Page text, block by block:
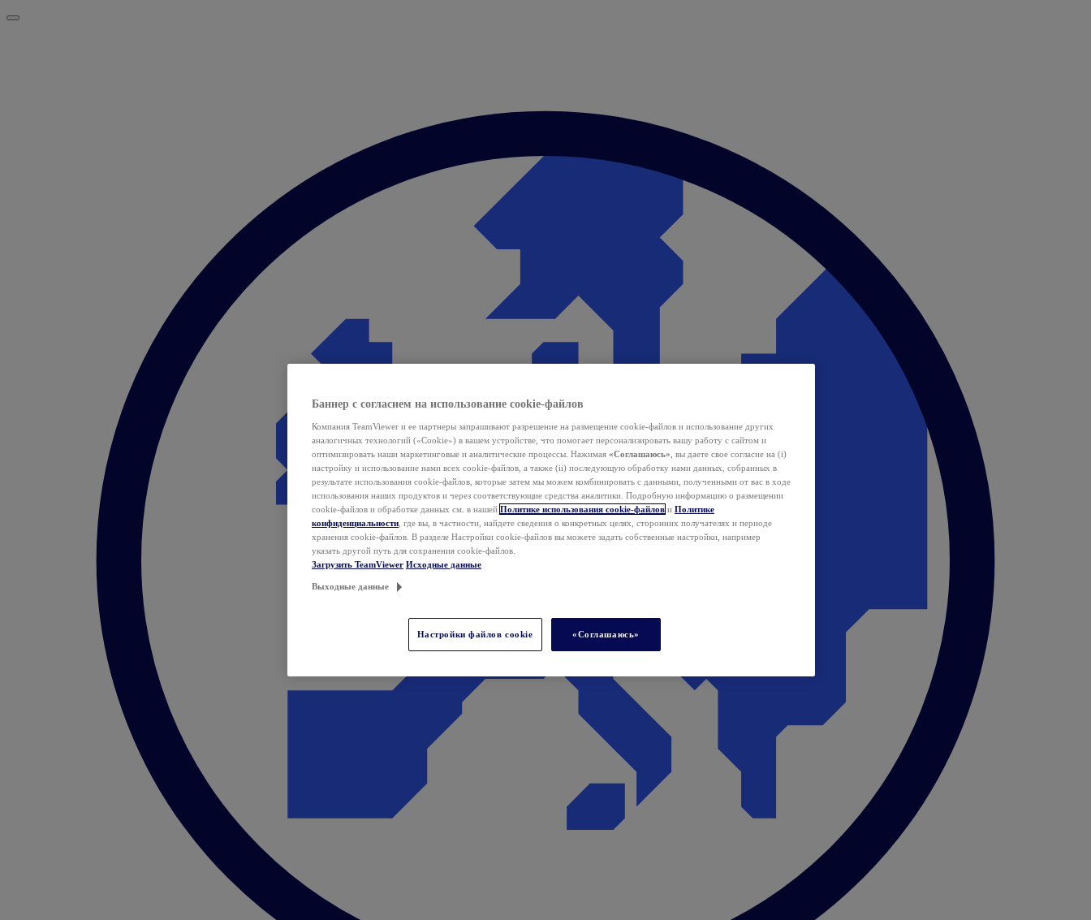
Баннер с согласием на использование cookie-файлов
Компания TeamViewer и ее партнеры запрашивают разрешение на размещение cookie-файлов и использование других
аналогичных технологий («Cookie») в вашем устройстве, что помогает персонализировать вашу работу с сайтом и
оптимизировать наши маркетинговые и аналитические процессы. Нажимая «Соглашаюсь» , вы даете свое согласие на (i)
настройку и использование нами всех cookie-файлов, а также (ii) последующую обработку нами данных, собранных в
результате использования cookie-файлов, которые затем мы можем комбинировать с данными, полученными от вас в ходе
использования наших продуктов и через соответствующие средства аналитики. Подробную информацию о размещении
cookie-файлов и обработке данных см. в нашей Политике использования cookie-файлов и Политике
конфиденциальности , где вы, в частности, найдете сведения о конкретных целях, сторонних получателях и периоде
хранения cookie-файлов. В разделе Настройки cookie-файлов вы можете задать собственные настройки, например
указать другой путь для сохранения cookie-файлов.
Загрузить TeamViewer Исходные данные
Выходные данные
Настройки файлов cookie «Соглашаюсь»